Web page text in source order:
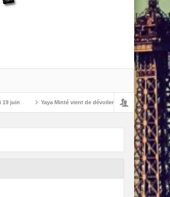
Yaya Minté vient de dévoiler ‘So’, son premier album